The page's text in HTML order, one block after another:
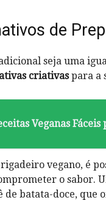
de
seja uma
criativaspara a
Veganas
vegano, é​
​o sabor.
de⁢ batata-doce, que